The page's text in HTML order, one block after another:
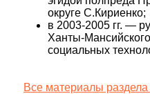
округе С.Кириенко;
в 2003-2005 гг. —
Ханты-
социальных
Все материалы